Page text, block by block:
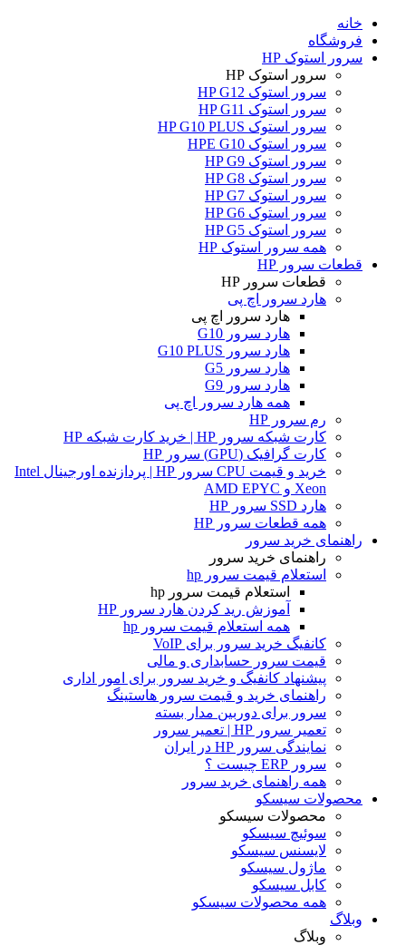
خانه
فروشگاه
سرور استوک HP
سرور استوک HP
سرور استوک HP G12
سرور استوک HP G11
سرور استوک HP G10 PLUS
سرور استوک HPE G10
سرور استوک HP G9
سرور استوک HP G8
سرور استوک HP G7
سرور استوک HP G6
سرور استوک HP G5
همه سرور استوک HP
قطعات سرور HP
قطعات سرور HP
هارد سرور اچ پی
هارد سرور اچ پی
هارد سرور G10
هارد سرور G10 PLUS
هارد سرور G5
هارد سرور G9
همه هارد سرور اچ پی
رم سرور HP
کارت شبکه سرور HP | خرید کارت شبکه HP
کارت گرافیک (GPU) سرور HP
خرید و قیمت CPU سرور HP | پردازنده اورجینال Intel
Xeon و AMD EPYC
هارد SSD سرور HP
همه قطعات سرور HP
راهنمای خرید سرور
راهنمای خرید سرور
استعلام قیمت سرور hp
استعلام قیمت سرور hp
آموزش ريد كردن هارد سرور HP
همه استعلام قیمت سرور hp
کانفیگ خرید سرور برای VoIP
قیمت سرور حسابداری و مالی
پیشنهاد کانفیگ و خرید سرور برای امور اداری
راهنمای خرید و قیمت سرور هاستینگ
سرور برای دوربین مدار بسته
تعمیر سرور HP | تعمیر سرور
نمایندگی سرور HP در ایران
سرور ERP چیست ؟
همه راهنمای خرید سرور
محصولات سیسکو
محصولات سیسکو
سوئیچ سیسکو
لایسنس سیسکو
ماژول سیسکو
کابل سیسکو
همه محصولات سیسکو
وبلاگ
وبلاگ